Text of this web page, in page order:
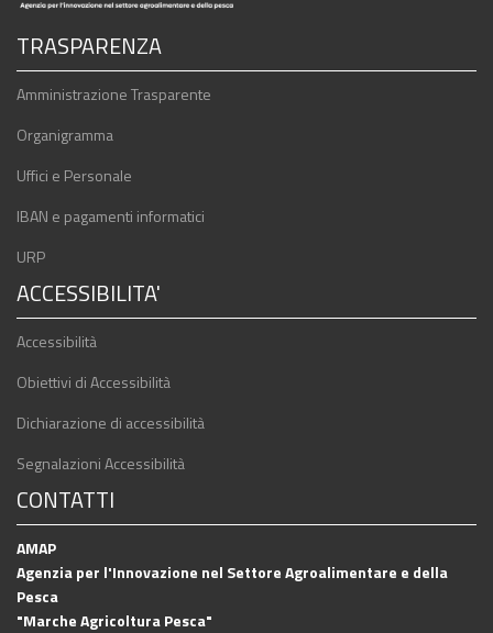
TRASPARENZA
Amministrazione Trasparente
Organigramma
Uffici e Personale
IBAN e pagamenti informatici
URP
ACCESSIBILITA'
Accessibilità
Obiettivi di Accessibilità
Dichiarazione di accessibilità
Segnalazioni Accessibilità
CONTATTI
AMAP
Agenzia per l'Innovazione nel Settore Agroalimentare e della
Pesca
"Marche Agricoltura Pesca"